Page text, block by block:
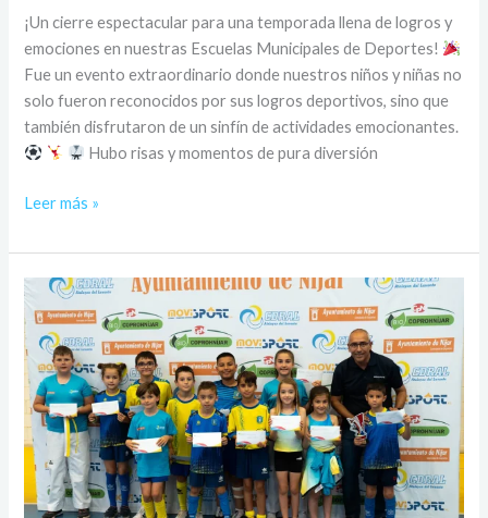
¡Un cierre espectacular para una temporada llena de logros y
emociones en nuestras Escuelas Municipales de Deportes!
Fue un evento extraordinario donde nuestros niños y niñas no
solo fueron reconocidos por sus logros deportivos, sino que
también disfrutaron de un sinfín de actividades emocionantes.
Hubo risas y momentos de pura diversión
Leer más »
Galardonados
en
la
clausura
de
las
escuelas
municipales
de